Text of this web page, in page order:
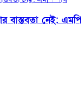
বাস্তবতা নেই: এমপি